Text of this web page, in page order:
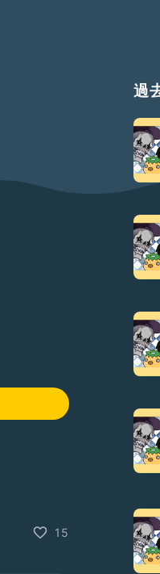
15
過